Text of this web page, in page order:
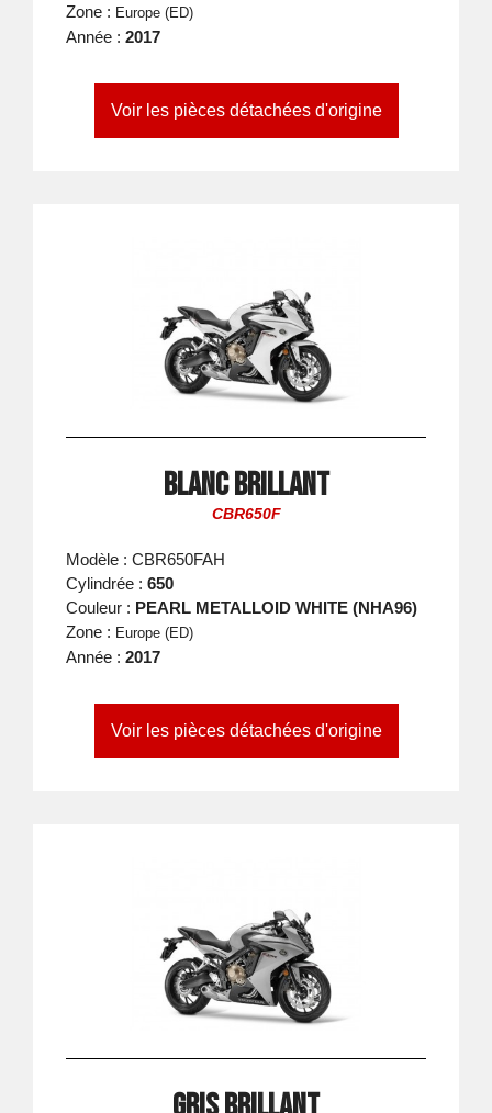
Zone : Europe (ED)
Année : 2017
Voir les pièces détachées d'origine
Blanc Brillant
CBR650F
Modèle : CBR650FAH
Cylindrée : 650
Couleur : PEARL METALLOID WHITE (NHA96)
Zone : Europe (ED)
Année : 2017
Voir les pièces détachées d'origine